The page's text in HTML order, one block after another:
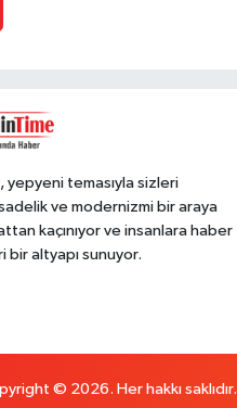
yepyeni temasıyla sizleri
ve modernizmi bir araya
kaçınıyor ve insanlara haber
bir altyapı sunuyor.
© 2026. Her hakkı saklıdır.